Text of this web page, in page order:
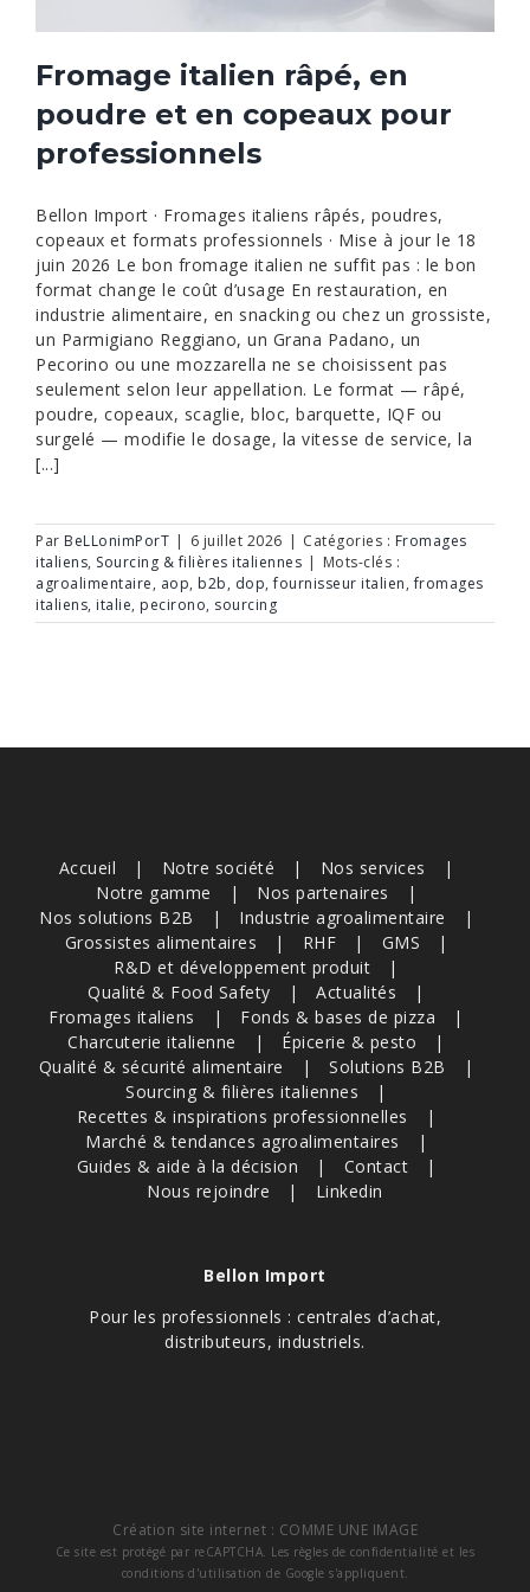
Fromage italien râpé, en
poudre et en copeaux pour
professionnels
Bellon Import · Fromages italiens râpés, poudres,
copeaux et formats professionnels · Mise à jour le 18
juin 2026 Le bon fromage italien ne suffit pas : le bon
format change le coût d’usage En restauration, en
industrie alimentaire, en snacking ou chez un grossiste,
un Parmigiano Reggiano, un Grana Padano, un
Pecorino ou une mozzarella ne se choisissent pas
seulement selon leur appellation. Le format — râpé,
poudre, copeaux, scaglie, bloc, barquette, IQF ou
surgelé — modifie le dosage, la vitesse de service, la
[...]
Par BeLLonimPorT | 6 juillet 2026 | Catégories : Fromages
italiens, Sourcing & filières italiennes | Mots-clés :
agroalimentaire, aop, b2b, dop,fournisseur italien,fromages
italiens, italie, pecirono, sourcing
Accueil Notre société
Nos services
Notre gamme
Nos partenaires
Nos solutions B2B
Industrie agroalimentaire
Grossistes alimentaires
RHF
GMS
R&D et développement produit
Qualité & Food Safety
Actualités
Fromages italiens
Fonds & bases de pizza
Charcuterie italienne
Épicerie & pesto
Qualité & sécurité alimentaire
Solutions B2B
Sourcing & filières italiennes
Recettes & inspirations professionnelles
Marché & tendances agroalimentaires
Guides & aide à la décision
Contact
Nous rejoindre
Linkedin
Bellon Import
Pour les professionnels : centrales d’achat,
distributeurs, industriels.
Création site internet : COMME UNE IMAGE
Ce site est protégé par reCAPTCHA. Les règles de confidentialité et les
conditions d'utilisation de Google s'appliquent.